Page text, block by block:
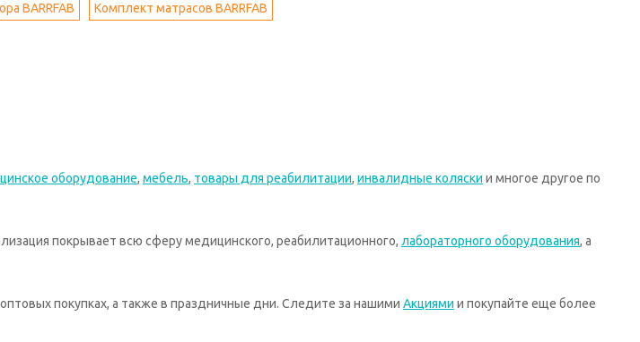
BARRFAB Комплект матрасов BARRFAB
оборудование, мебель, товары для реабилитации, инвалидные коляски и многое другое по
покрывает всю сферу медицинского, реабилитационного, лабораторного оборудования, а
покупках, а также в праздничные дни. Следите за нашими Акциями и покупайте еще более